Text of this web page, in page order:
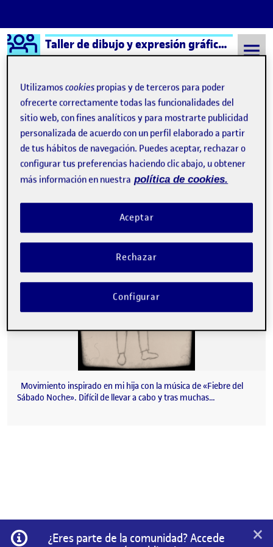
Saltar al contenido
Logo Ágora Taller de dibujo y expresión gráfica aula 3
Semestre 20211 - Aula 3 Raquel Sanchez Bejarano
Raquel Sanchez Bejarano
3.2.4. ANÁLISIS DEL MOVIMIENTO
Publicado por
Raquel Sanchez Bejarano
Fecha de publicación3 mayo, 2022 2:35 pm
8 comentarios
Movimiento inspirado en mi hija con la música de «Fiebre del
Sábado Noche». Difícil de llevar a cabo y tras muchas…
Información
¿Eres parte de la comunidad? Accede
×
Utilizamoscookies propias y de terceros para poder
ofrecerte correctamente todas las funcionalidades del
sitio web, con fines analíticos y para mostrarte publicidad
personalizada de acuerdo con un perfil elaborado a partir
de tus hábitos de navegación. Puedes aceptar, rechazar o
configurar tus preferencias haciendo clic abajo, u obtener
más información en nuestra política de cookies.
Rechazar
Aceptar
Configurar